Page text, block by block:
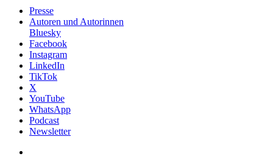
Presse
Autoren und Autorinnen
Bluesky
Facebook
Instagram
LinkedIn
TikTok
X
YouTube
WhatsApp
Podcast
Newsletter